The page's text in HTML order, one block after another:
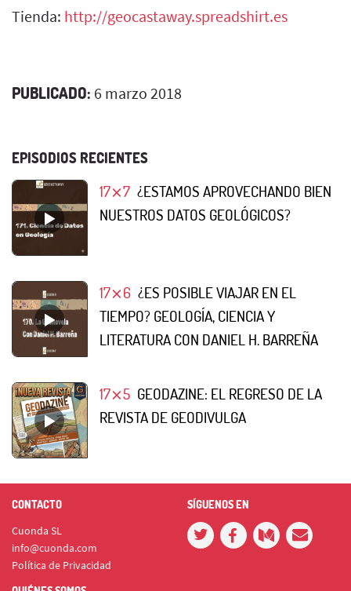
Tienda: http://geocastaway.spreadshirt.es
PUBLICADO: 6 marzo 2018
EPISODIOS RECIENTES
17⨯7 ¿ESTAMOS APROVECHANDO BIEN
NUESTROS DATOS GEOLÓGICOS?
17⨯6 ¿ES POSIBLE VIAJAR EN EL
TIEMPO? GEOLOGÍA, CIENCIA Y
LITERATURA CON DANIEL H. BARREÑA
17⨯5 GEODAZINE: EL REGRESO DE LA
REVISTA DE GEODIVULGA
CONTACTO
Cuonda SL
info@cuonda.com
Política de Privacidad
SÍGUENOS EN